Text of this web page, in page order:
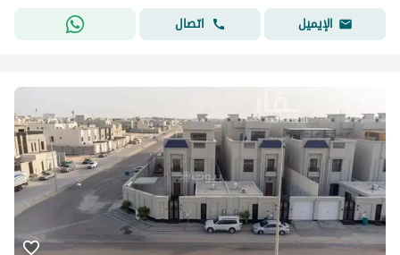
الإيميل
اتصال